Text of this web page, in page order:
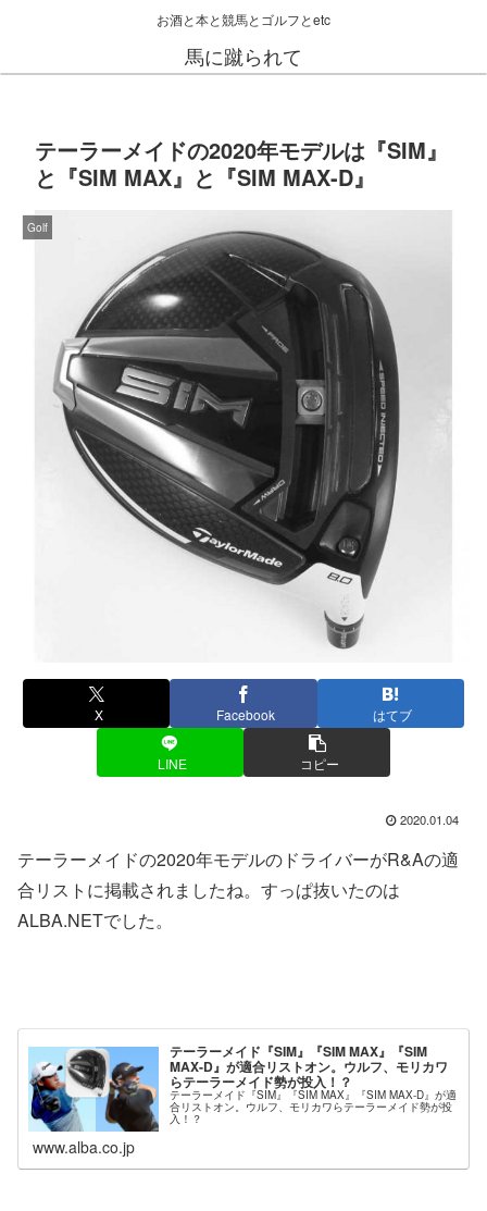
お酒と本と競馬とゴルフとetc
馬に蹴られて
テーラーメイドの2020年モデルは『SIM』
と『SIM MAX』と『SIM MAX-D』
Golf
X Facebook はてブ
LINE コピー
2020.01.04
テーラーメイドの2020年モデルのドライバーがR&Aの適
合リストに掲載されましたね。すっぱ抜いたのは
ALBA.NETでした。
テーラーメイド『SIM』『SIM MAX』『SIM
MAX-D』が適合リストオン。ウルフ、モリカワ
らテーラーメイド勢が投入！？
テーラーメイド『SIM』『SIM MAX』『SIM MAX-D』が適
合リストオン。ウルフ、モリカワらテーラーメイド勢が投
入！？
www.alba.co.jp